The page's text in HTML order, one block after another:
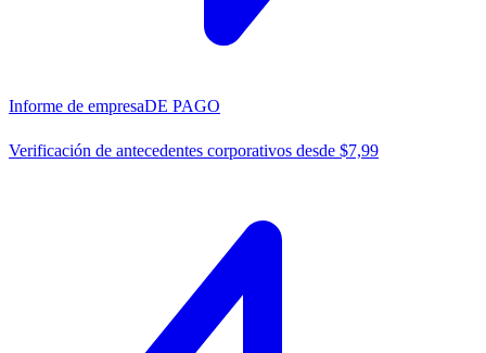
Informe de empresaDE PAGO
Verificación de antecedentes corporativos desde $7,99